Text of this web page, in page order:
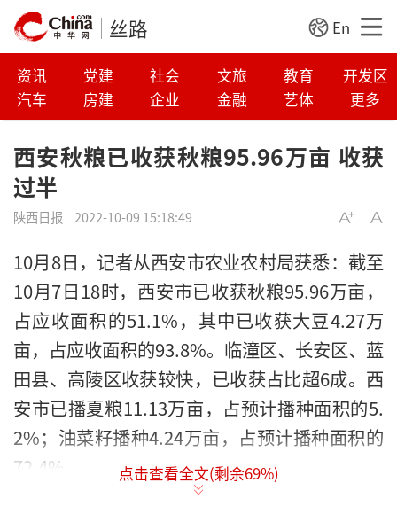
丝路 En
资讯 党建 社会 文旅 教育
开发区
汽车
房建 企业 金融 艺体 更多
西安秋粮已收获秋粮95.96万亩 收获
过半
陕西日报 2022-10-09 15:18:49
10月8日，记者从西安市农业农村局获悉：截至
10月7日18时，西安市已收获秋粮95.96万亩，
占应收面积的51.1%，其中已收获大豆4.27万
亩，占应收面积的93.8%。临潼区、长安区、蓝
田县、高陵区收获较快，已收获占比超6成。西
安市已播夏粮11.13万亩，占预计播种面积的5.
2%；油菜籽播种4.24万亩，占预计播种面积的
72.4%。
点击查看全文(剩余69%)